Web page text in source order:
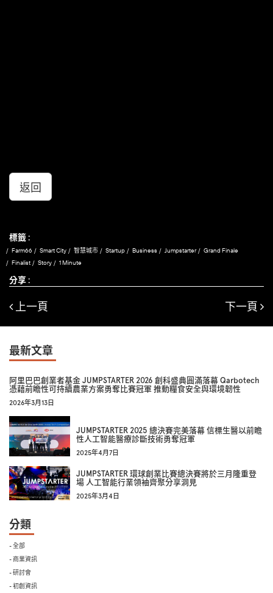
返回
標籤 :
Farm66 Smart City 智慧城市 Startup Business Jumpstarter
Grand Finale
Finalist
Story 1 Minute
分享 :
上一頁 下一頁
最新文章
阿里巴巴創業者基金 JUMPSTARTER 2026 創科盛典圓滿落幕 Qarbotech
憑藉前瞻性可持續農業方案勇奪比賽冠軍 推動糧食安全與環境韌性
2026年3月13日
JUMPSTARTER 2025 總決賽完美落幕 信標生醫以前瞻
性人工智能醫療診斷技術勇奪冠軍
2025年4月7日
JUMPSTARTER 環球創業比賽總決賽將於三月隆重登
場 人工智能行業領袖齊聚分享洞見
2025年3月4日
分類
- 全部
- 商業資訊
- 研討會
- 初創資訊